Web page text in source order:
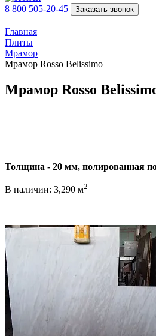
8 800 505-20-45 Заказать звонок
Главная
Плиты
Мрамор
Мрамор Rosso Belissimo
Мрамор Rosso
Толщина - 20 мм, полированная
В наличии: 3,290 м2